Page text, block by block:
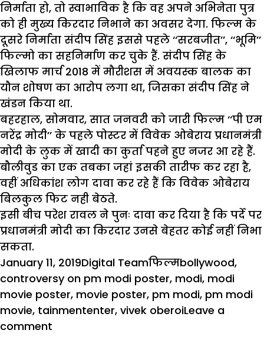
निर्माता हो, तो स्वाभाविक है कि वह अपने अभिनेता पुत्र
को ही मुख्य किरदार निभाने का अवसर देगा. फिल्म के
दूसरे निर्माता संदीप सिंह इससे पहले ‘‘सरबजीत’’, ‘‘भूमि’’
फिल्मो का सहनिर्माण कर चुके हैं. संदीप सिंह के
खिलाफ मार्च 2018 में मौरीशस में अवयस्क बालक का
यौन शोषण का आरोप लगा था, जिसका संदीप सिंह ने
खंडन किया था.
बहरहाल, सोमवार, सात जनवरी को जारी फिल्म ‘‘पी एम
नरेंद्र मोदी’’ के पहले पोस्टर में विवेक ओबेराय प्रधानमंत्री
मोदी के लुक में खादी का कुर्ता पहने हुए नजर आ रहे हैं.
बौलीवुड का एक तबका जहां इसकी तारीफ कर रहा है,
वहीं अधिकांश लोग दावा कर रहे हैं कि विवेक ओबेराय
बिलकुल फिट नही बेठते.
इसी बीच परेश रावल ने पुनः दावा कर दिया है कि पर्दे पर
प्रधानमंत्री मोदी का किरदार उनसे बेहतर कोई नहीं निभा
सकता.
Posted
on
January 11, 2019Author
Digital TeamCategories
फिल्मTags
bollywood,
controversy on pm modi poster, modi, modi
movie poster, movie poster, pm modi, pm modi
movie, tainmententer, vivek oberoiLeave a
comment